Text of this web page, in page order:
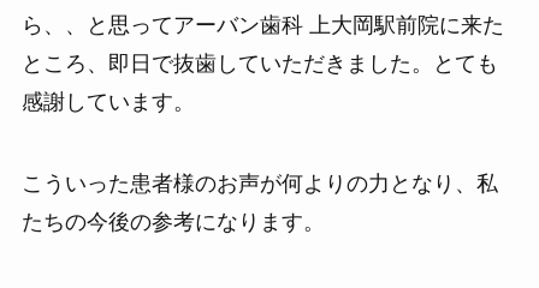
ら、、と思ってアーバン歯科 上大岡駅前院に来た
ところ、即日で抜歯していただきました。とても
感謝しています。
こういった患者様のお声が何よりの力となり、私
たちの今後の参考になります。